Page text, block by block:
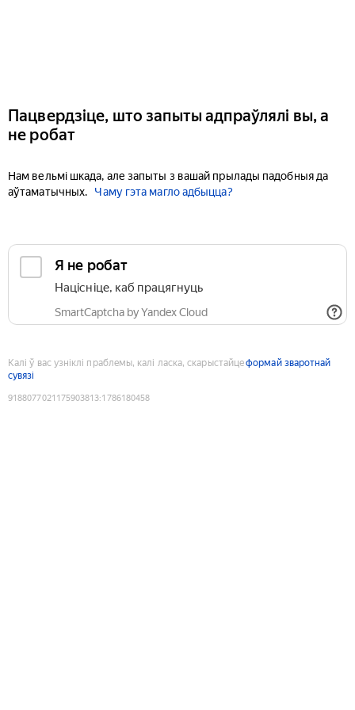
Пацвердзіце, што запыты адпраўлялі вы, а
не робат
Нам вельмі шкада, але запыты з вашай прылады падобныя да
аўтаматычных.
Чаму гэта магло адбыцца?
Я не робат
Націсніце, каб працягнуць
SmartCaptcha by Yandex Cloud
Калі ў вас узніклі праблемы, калі ласка, скарыстайцеформай зваротнай
сувязі
9188077021175903813:1786180458